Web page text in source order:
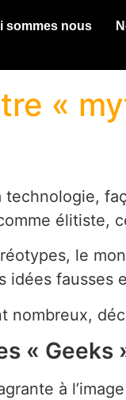
sommes nous
«
technologie,
élitiste,
le
idées fausses
nombreux,
« Geeks
à